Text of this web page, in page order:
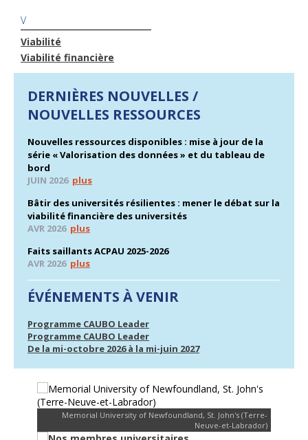
V
Viabilité
Viabilité financière
DERNIÈRES NOUVELLES /
NOUVELLES RESSOURCES
Nouvelles ressources disponibles : mise à jour de la
série « Valorisation des données » et du tableau de
bord
JUIN 2026 plus
Bâtir des universités résilientes : mener le débat sur la
viabilité financière des universités
AVR 2026 plus
Faits saillants ACPAU 2025-2026
AVR 2026 plus
ÉVÉNEMENTS À VENIR
Programme CAUBO Leader
Programme CAUBO Leader
De la mi-octobre 2026 à la mi-juin 2027
Memorial University of Newfoundland, St. John's (Terre-
Neuve-et-Labrador)